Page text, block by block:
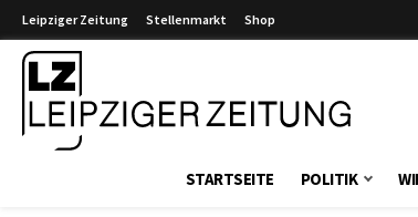
Leipziger Zeitung Stellenmarkt Shop
STARTSEITE POLITIK